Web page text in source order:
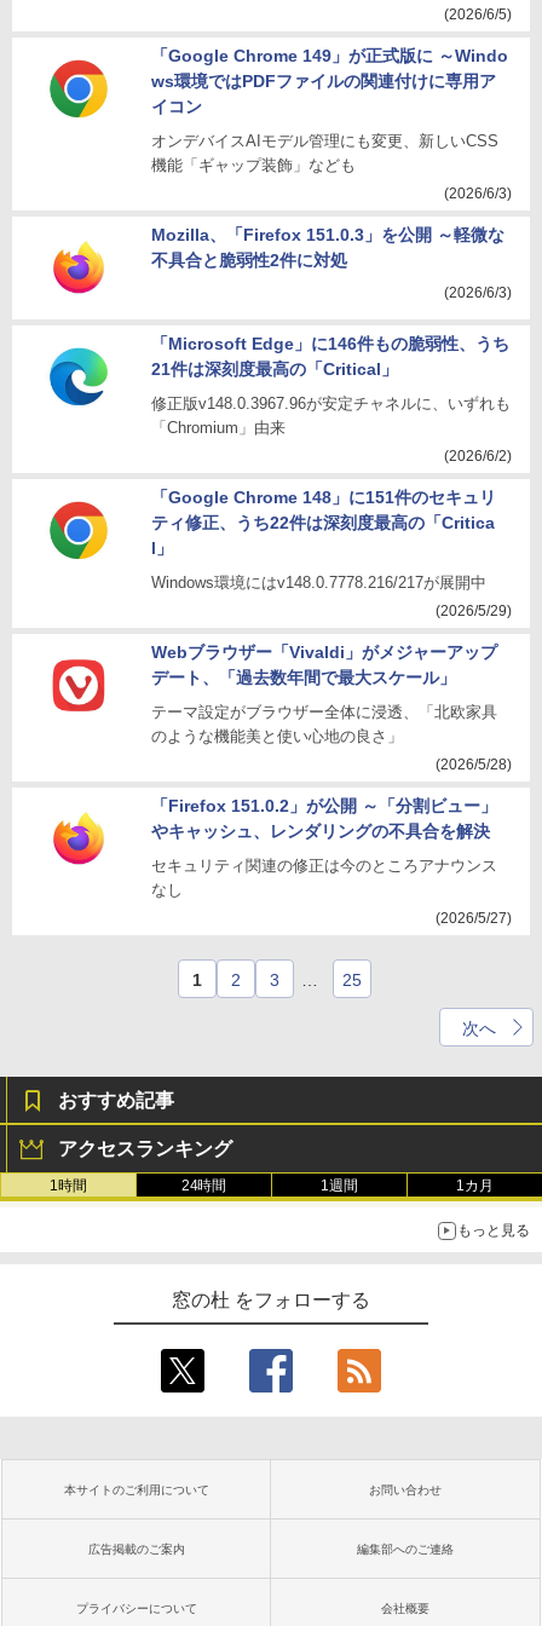
(2026/6/5)
「Google Chrome 149」が正式版に ～Windo
ws環境ではPDFファイルの関連付けに専用ア
イコン
オンデバイスAIモデル管理にも変更、新しいCSS
機能「ギャップ装飾」なども
(2026/6/3)
Mozilla、「Firefox 151.0.3」を公開 ～軽微な
不具合と脆弱性2件に対処
(2026/6/3)
「Microsoft Edge」に146件もの脆弱性、うち
21件は深刻度最高の「Critical」
修正版v148.0.3967.96が安定チャネルに、いずれも
「Chromium」由来
(2026/6/2)
「Google Chrome 148」に151件のセキュリ
ティ修正、うち22件は深刻度最高の「Critica
l」
Windows環境にはv148.0.7778.216/217が展開中
(2026/5/29)
Webブラウザー「Vivaldi」がメジャーアップ
デート、「過去数年間で最大スケール」
テーマ設定がブラウザー全体に浸透、「北欧家具
のような機能美と使い心地の良さ」
(2026/5/28)
「Firefox 151.0.2」が公開 ～「分割ビュー」
やキャッシュ、レンダリングの不具合を解決
セキュリティ関連の修正は今のところアナウンス
なし
(2026/5/27)
1 2 3 25
次へ
おすすめ記事
アクセスランキング
1時間 24時間 1週間 1カ月
もっと見る
窓の杜 をフォローする
本サイトのご利用について お問い合わせ
広告掲載のご案内 編集部へのご連絡
プライバシーについて 会社概要